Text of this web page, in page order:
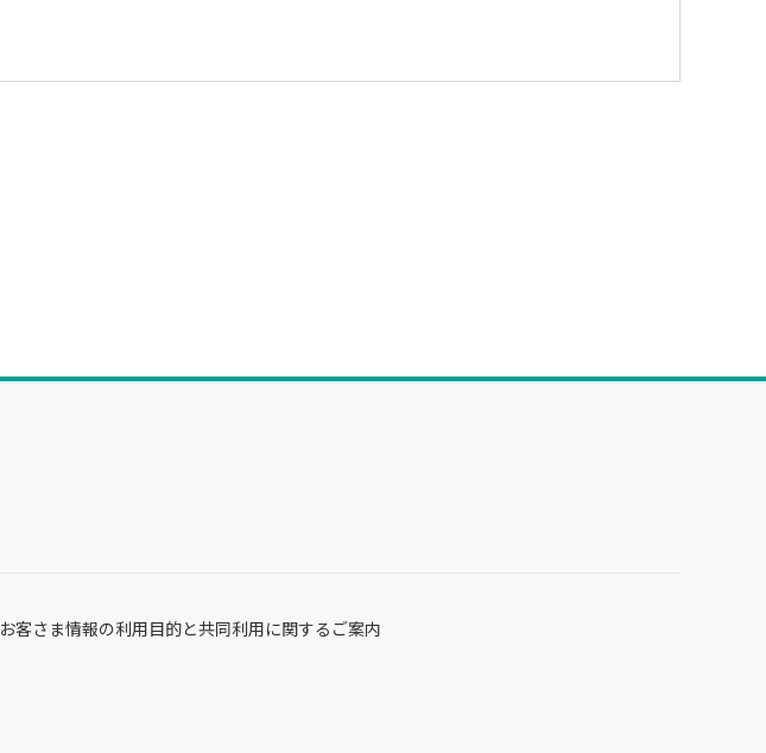
お客さま情報の利用目的と共同利用に関するご案内